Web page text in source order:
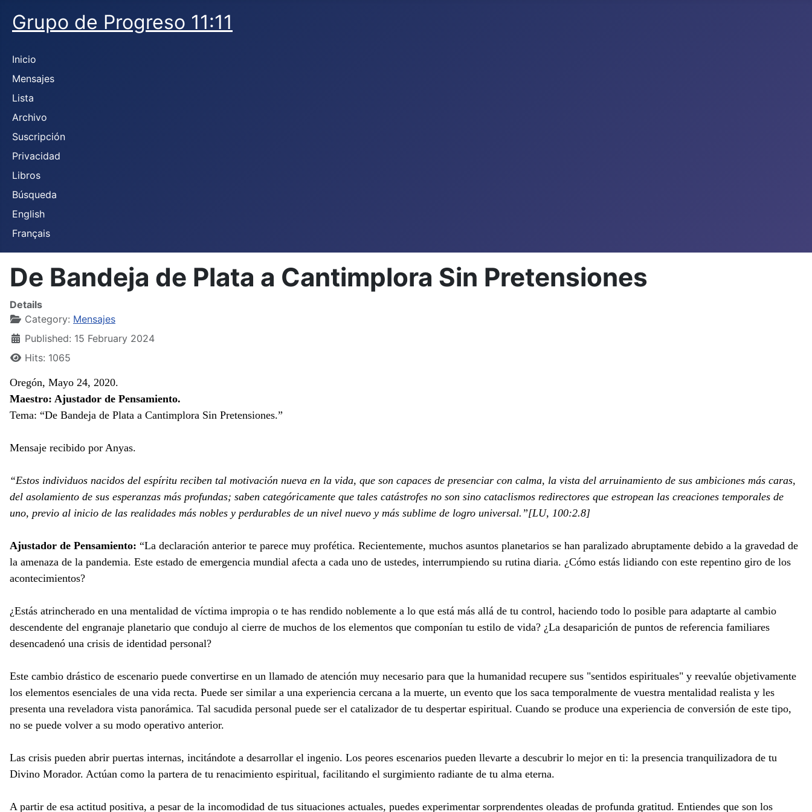
Grupo de Progreso 11:11
Inicio
Mensajes
Lista
Archivo
Suscripción
Privacidad
Libros
Búsqueda
English
Français
De Bandeja de Plata a Cantimplora Sin Pretensiones
Details
Category: Mensajes
Published: 15 February 2024
Hits: 1065
Oregón, Mayo 24, 2020.
Maestro: Ajustador de Pensamiento.
Tema: “De Bandeja de Plata a Cantimplora Sin Pretensiones.”
Mensaje recibido por Anyas.
“Estos individuos nacidos del espíritu reciben tal motivación nueva en la vida, que son capaces de presenciar con calma, la vista del arruinamiento de sus ambiciones más caras,
del asolamiento de sus esperanzas más profundas; saben categóricamente que tales catástrofes no son sino cataclismos redirectores que estropean las creaciones temporales de
uno, previo al inicio de las realidades más nobles y perdurables de un nivel nuevo y más sublime de logro universal.”[LU, 100:2.8]
Ajustador de Pensamiento: “La declaración anterior te parece muy profética. Recientemente, muchos asuntos planetarios se han paralizado abruptamente debido a la gravedad de
la amenaza de la pandemia. Este estado de emergencia mundial afecta a cada uno de ustedes, interrumpiendo su rutina diaria. ¿Cómo estás lidiando con este repentino giro de los
acontecimientos?
¿Estás atrincherado en una mentalidad de víctima impropia o te has rendido noblemente a lo que está más allá de tu control, haciendo todo lo posible para adaptarte al cambio
descendente del engranaje planetario que condujo al cierre de muchos de los elementos que componían tu estilo de vida? ¿La desaparición de puntos de referencia familiares
desencadenó una crisis de identidad personal?
Este cambio drástico de escenario puede convertirse en un llamado de atención muy necesario para que la humanidad recupere sus "sentidos espirituales" y reevalúe objetivamente
los elementos esenciales de una vida recta. Puede ser similar a una experiencia cercana a la muerte, un evento que los saca temporalmente de vuestra mentalidad realista y les
presenta una reveladora vista panorámica. Tal sacudida personal puede ser el catalizador de tu despertar espiritual. Cuando se produce una experiencia de conversión de este tipo,
no se puede volver a su modo operativo anterior.
Las crisis pueden abrir puertas internas, incitándote a desarrollar el ingenio. Los peores escenarios pueden llevarte a descubrir lo mejor en ti: la presencia tranquilizadora de tu
Divino Morador. Actúan como la partera de tu renacimiento espiritual, facilitando el surgimiento radiante de tu alma eterna.
A partir de esa actitud positiva, a pesar de la incomodidad de tus situaciones actuales, puedes experimentar sorprendentes oleadas de profunda gratitud. Entiendes que son los